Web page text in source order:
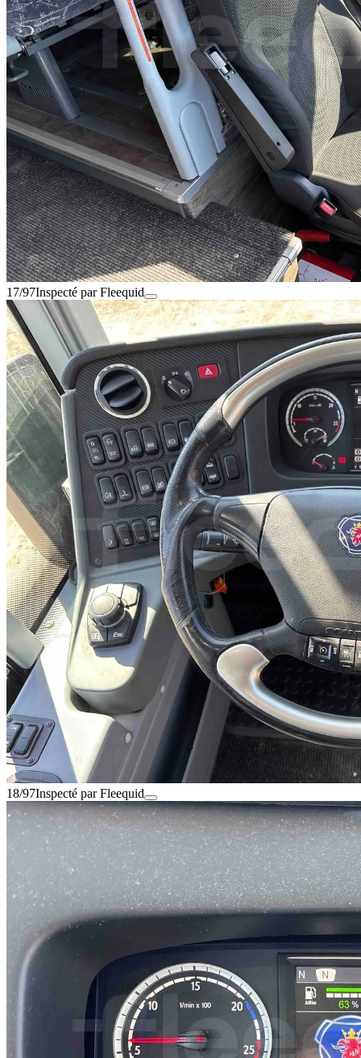
17/97Inspecté par Fleequid
18/97Inspecté par Fleequid